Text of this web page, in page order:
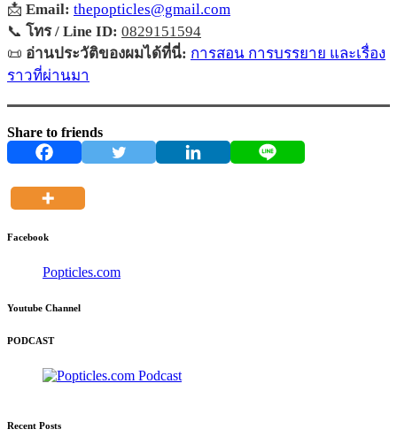
📩 Email: thepopticles@gmail.com
📞 โทร / Line ID: 0829151594
📜 อ่านประวัติของผมได้ที่นี่: การสอน การบรรยาย และเรื่อง
ราวที่ผ่านมา
Share to friends
Facebook
Popticles.com
Youtube Channel
PODCAST
Recent Posts